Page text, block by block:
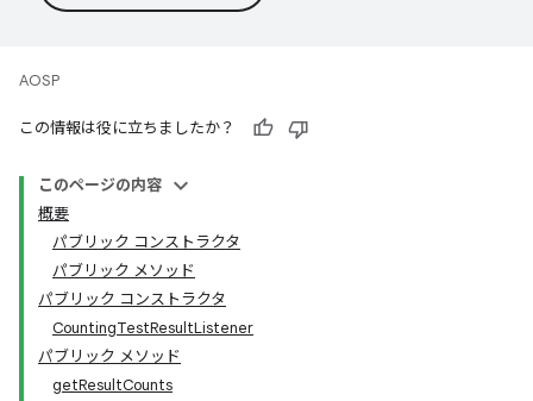
AOSP
この情報は役に立ちましたか？
このページの内容
概要
パブリック コンストラクタ
パブリック メソッド
パブリック コンストラクタ
CountingTestResultListener
パブリック メソッド
getResultCounts